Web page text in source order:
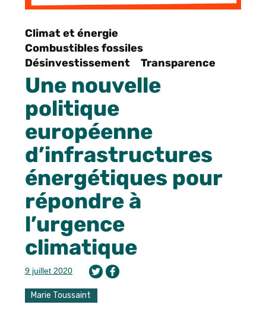
Climat et énergie
Combustibles fossiles
Désinvestissement
Transparence
Une nouvelle
politique
européenne
d’infrastructures
énergétiques pour
répondre à
l’urgence
climatique
9 juillet 2020
Marie Toussaint